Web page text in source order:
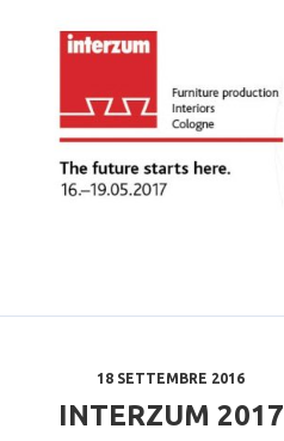
18 SETTEMBRE 2016
INTERZUM 2017